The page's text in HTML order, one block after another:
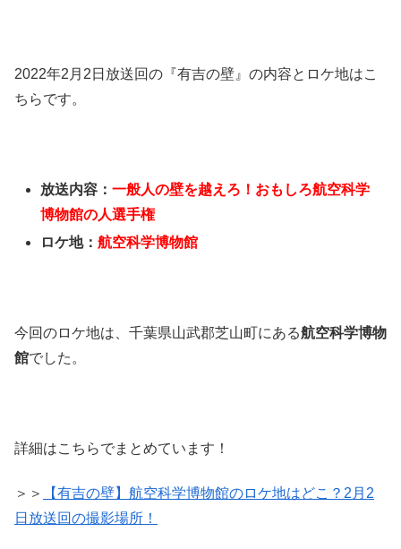
2022年2月2日放送回の『有吉の壁』の内容とロケ地はこ
ちらです。
放送内容：一般人の壁を越えろ！おもしろ航空科学
博物館の人選手権
ロケ地：航空科学博物館
今回のロケ地は、千葉県山武郡芝山町にある航空科学博物
館でした。
詳細はこちらでまとめています！
＞＞
【有吉の壁】航空科学博物館のロケ地はどこ？2月2
日放送回の撮影場所！